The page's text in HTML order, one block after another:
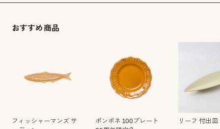
おすすめ商品
フィッシャーマンズ サ
ポンポネ 100プレート
リーフ 付出皿